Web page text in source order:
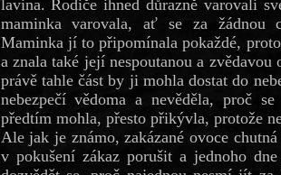
lavina. Rodiče ihned důrazně varovali
maminka varovala, ať se za žádnou
Maminka jí to připomínala pokaždé,
a znala také její nespoutanou a zvědavou
právě tahle část by ji mohla dostat do
nebezpečí vědoma a nevěděla, proč
předtím mohla, přesto přikývla, protože
Ale jak je známo, zakázané ovoce
v pokušení zákaz porušit a jednoho